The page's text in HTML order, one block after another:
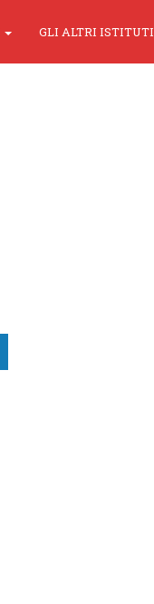
GLI ALTRI ISTITUTI